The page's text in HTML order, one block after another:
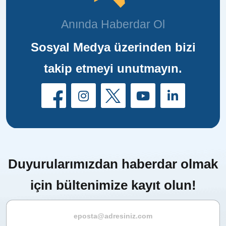
Anında Haberdar Ol
Sosyal Medya üzerinden bizi
takip etmeyi unutmayın.
Duyurularımızdan haberdar olmak
için bültenimize kayıt olun!